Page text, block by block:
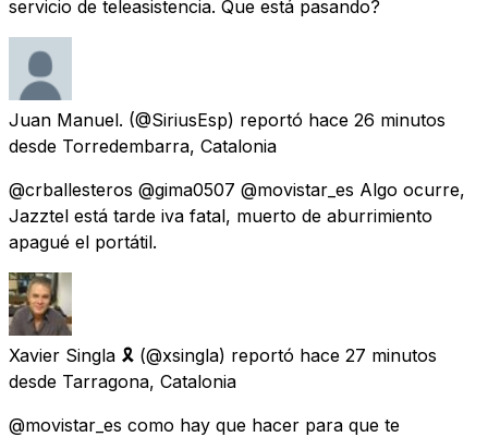
servicio de teleasistencia. Que está pasando?
Juan Manuel. (@SiriusEsp) reportó hace 26 minutos
desde Torredembarra, Catalonia
@crballesteros @gima0507 @movistar_es Algo ocurre,
Jazztel está tarde iva fatal, muerto de aburrimiento
apagué el portátil.
Xavier Singla 🎗 (@xsingla) reportó hace 27 minutos
desde Tarragona, Catalonia
@movistar_es como hay que hacer para que te